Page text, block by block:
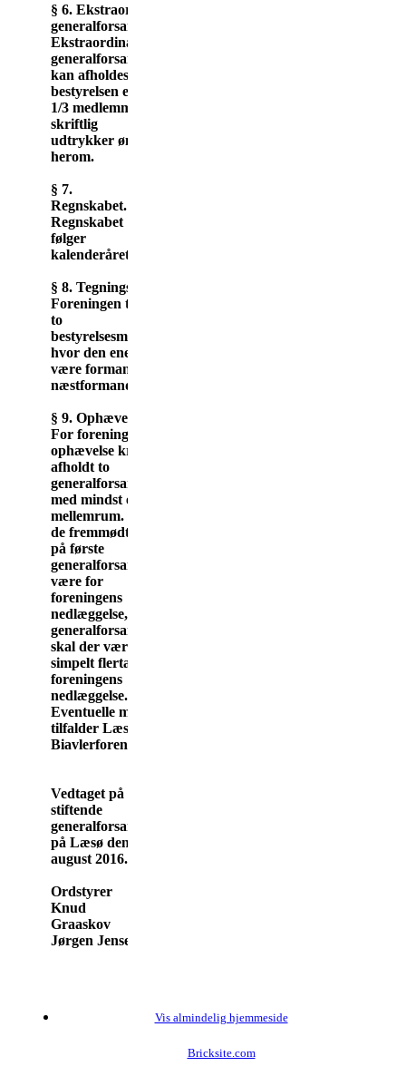
§ 6. Ekstraordinær
generalforsamling.
Ekstraordinær
generalforsamling
kan afholdes, når
bestyrelsen eller
1/3 medlemmer
skriftlig
udtrykker ønske
herom.
§ 7.
Regnskabet.
Regnskabet
følger
kalenderåret.
§ 8. Tegningsret.
Foreningen tegnes af
to
bestyrelsesmedlemmer,
hvor den ene skal
være formand eller
næstformand.
§ 9. Ophævelse.
For foreningens
ophævelse kræves
afholdt to
generalforsamlinger
med mindst en uges
mellemrum. 2/3 af
de fremmødte skal
på første
generalforsamling
være for
foreningens
nedlæggelse, og 2.
generalforsamling
skal der være
simpelt flertal for
foreningens
nedlæggelse.
Eventuelle midler
tilfalder Læsø
Biavlerforening.
Vedtaget på
stiftende
generalforsamling
på Læsø den 21.
august 2016.
Ordstyrer Referent
Knud
Graaskov Hans-
Jørgen Jensen-Wettlaufer
Vis almindelig hjemmeside
Bricksite.com